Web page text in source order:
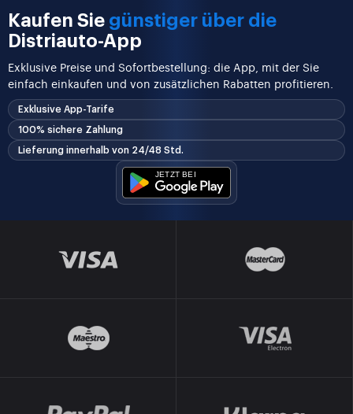
Kaufen Sie günstiger über die
Distriauto-App
Exklusive Preise und Sofortbestellung: die App, mit der Sie
einfach einkaufen und von zusätzlichen Rabatten profitieren.
Exklusive App-Tarife
100% sichere Zahlung
Lieferung innerhalb von 24/48 Std.